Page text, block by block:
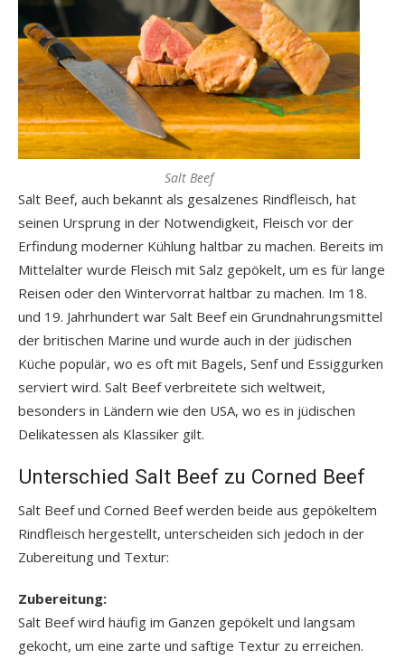
Salt Beef
Salt Beef, auch bekannt als gesalzenes Rindfleisch, hat
seinen Ursprung in der Notwendigkeit, Fleisch vor der
Erfindung moderner Kühlung haltbar zu machen. Bereits im
Mittelalter wurde Fleisch mit Salz gepökelt, um es für lange
Reisen oder den Wintervorrat haltbar zu machen. Im 18.
und 19. Jahrhundert war Salt Beef ein Grundnahrungsmittel
der britischen Marine und wurde auch in der jüdischen
Küche populär, wo es oft mit Bagels, Senf und Essiggurken
serviert wird. Salt Beef verbreitete sich weltweit,
besonders in Ländern wie den USA, wo es in jüdischen
Delikatessen als Klassiker gilt.
Unterschied Salt Beef zu Corned Beef
Salt Beef und Corned Beef werden beide aus gepökeltem
Rindfleisch hergestellt, unterscheiden sich jedoch in der
Zubereitung und Textur:
Zubereitung:
Salt Beef wird häufig im Ganzen gepökelt und langsam
gekocht, um eine zarte und saftige Textur zu erreichen.